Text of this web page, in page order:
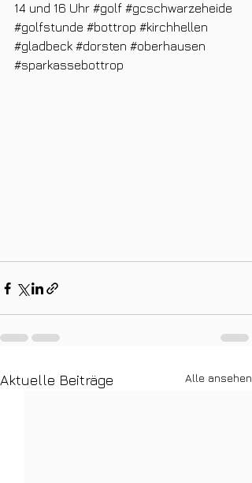
14 und 16 Uhr #golf #gcschwarzeheide
#golfstunde #bottrop #kirchhellen
#gladbeck #dorsten #oberhausen
#sparkassebottrop
Aktuelle Beiträge Alle ansehen